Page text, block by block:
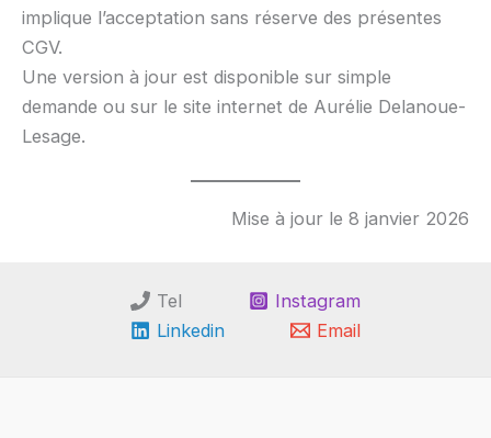
implique l’acceptation sans réserve des présentes
CGV.
Une version à jour est disponible sur simple
demande ou sur le site internet de Aurélie Delanoue-
Lesage.
Mise à jour le 8 janvier 2026
Tel
Instagram
Linkedin
Email